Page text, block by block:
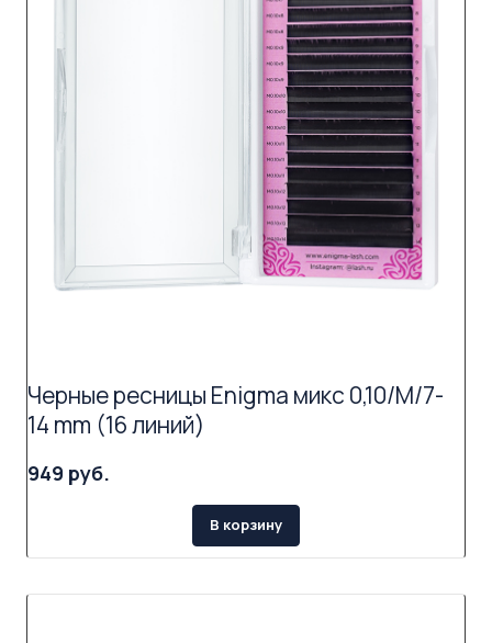
Черные ресницы Enigma микс 0,10/M/7-
14 mm (16 линий)
949 руб.
В корзину